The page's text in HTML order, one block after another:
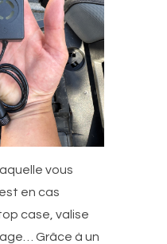
vous
en cas
case, valise
Grâce à un